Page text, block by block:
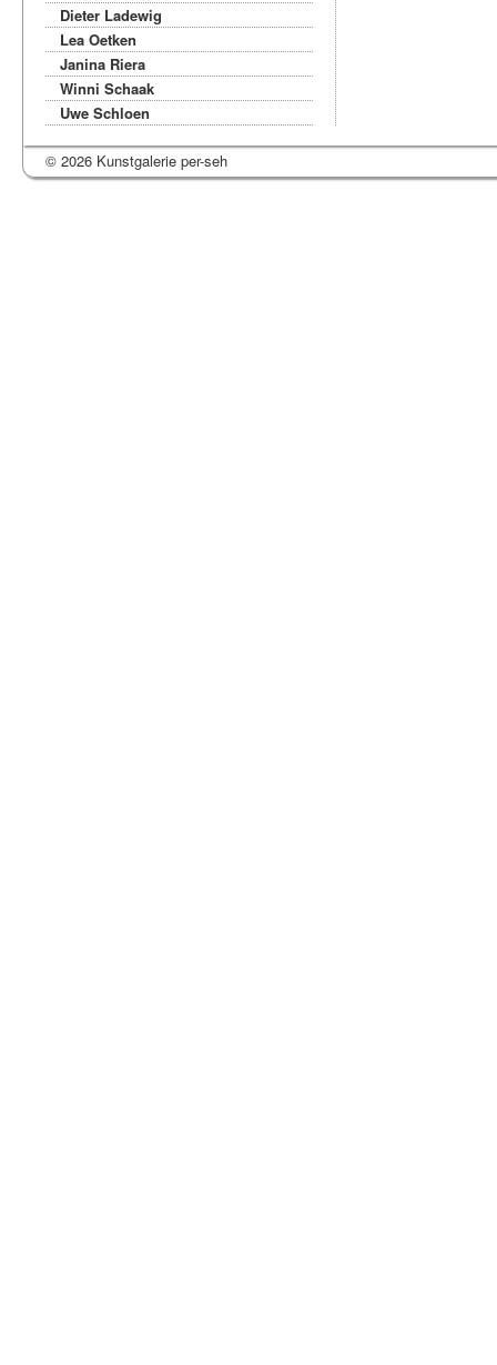
Dieter Ladewig
Lea Oetken
Janina Riera
Winni Schaak
Uwe Schloen
© 2026 Kunstgalerie per-seh